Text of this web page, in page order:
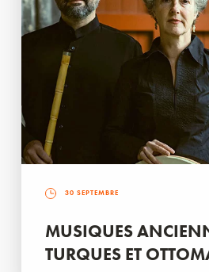
30 SEPTEMBRE
MUSIQUES
TURQUES ET